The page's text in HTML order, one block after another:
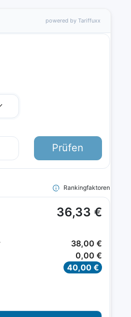
powered by Tariffuxx